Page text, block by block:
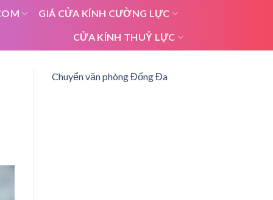
GIÁ CỬA KÍNH CƯỜNG LỰC
CỬA KÍNH THUỶ LỰC
Chuyển văn phòng Đống Đa